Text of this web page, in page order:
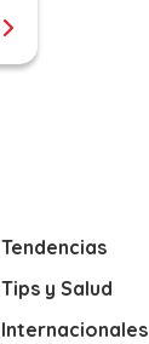
Tendencias
Tips y Salud
Internacionales